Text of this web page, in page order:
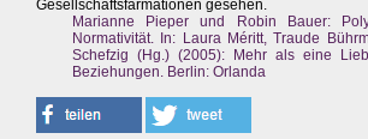
Gesellschaftsfarmationen gesehen.
Marianne Pieper und Robin Bauer:
Normativität. In: Laura Méritt, Traude
Schefzig (Hg.) (2005): Mehr als eine
Beziehungen. Berlin: Orlanda